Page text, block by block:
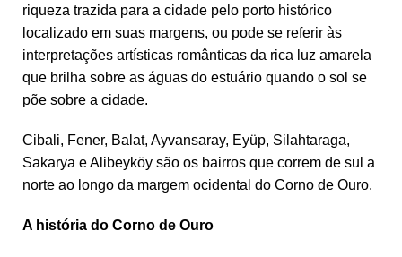
riqueza trazida para a cidade pelo porto histórico
localizado em suas margens, ou pode se referir às
interpretações artísticas românticas da rica luz amarela
que brilha sobre as águas do estuário quando o sol se
põe sobre a cidade.
Cibali, Fener, Balat, Ayvansaray, Eyüp, Silahtaraga,
Sakarya e Alibeyköy são os bairros que correm de sul a
norte ao longo da margem ocidental do Corno de Ouro.
A história do Corno de Ouro